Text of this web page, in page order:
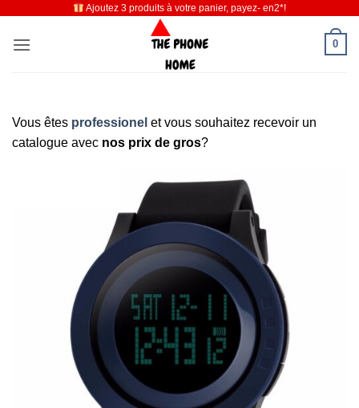
contenu
Ajoutez 3 produits à votre panier, payez- en2*!
0
Vous êtes professionel et vous souhaitez recevoir un
catalogue avec nos prix de gros?